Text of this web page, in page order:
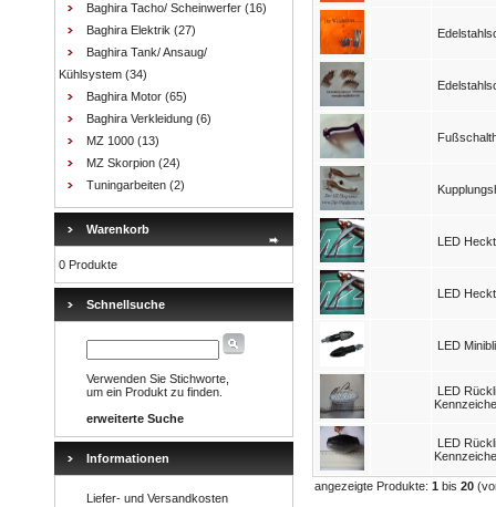
Baghira Tacho/ Scheinwerfer (16)
Baghira Elektrik (27)
Baghira Tank/ Ansaug/
Kühlsystem (34)
Baghira Motor (65)
Baghira Verkleidung (6)
MZ 1000 (13)
MZ Skorpion (24)
Tuningarbeiten (2)
Warenkorb
0 Produkte
Schnellsuche
Verwenden Sie Stichworte,
um ein Produkt zu finden.
erweiterte Suche
Informationen
Liefer- und Versandkosten
LED
LED
LED
LED
LED
angezeigte Produkte: 1 bis 20